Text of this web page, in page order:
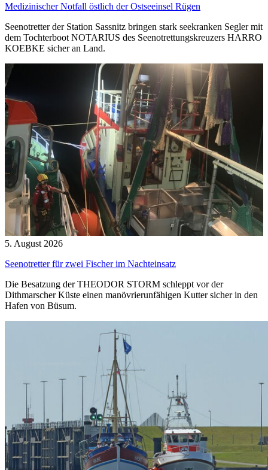
Medizinischer Notfall östlich der Ostseeinsel Rügen
Seenotretter der Station Sassnitz bringen stark seekranken Segler mit
dem Tochterboot NOTARIUS des Seenotrettungskreuzers HARRO
KOEBKE sicher an Land.
5. August 2026
Seenotretter für zwei Fischer im Nachteinsatz
Die Besatzung der THEODOR STORM schleppt vor der
Dithmarscher Küste einen manövrierunfähigen Kutter sicher in den
Hafen von Büsum.